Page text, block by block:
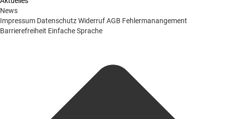
News
Impressum DatenschutzWiderrufAGB Fehlermanangement
Barrierefreiheit Einfache Sprache